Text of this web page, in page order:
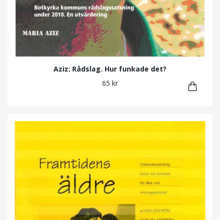
Aziz: Rådslag. Hur funkade det?
65 kr